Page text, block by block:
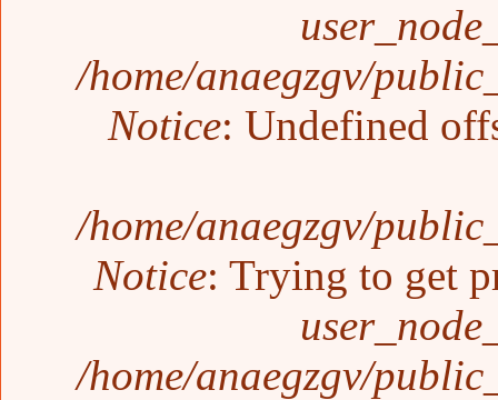
/home/anaegzgv/
Notice: Undefined
/home/anaegzgv/
Notice: Trying to get
/home/anaegzgv/